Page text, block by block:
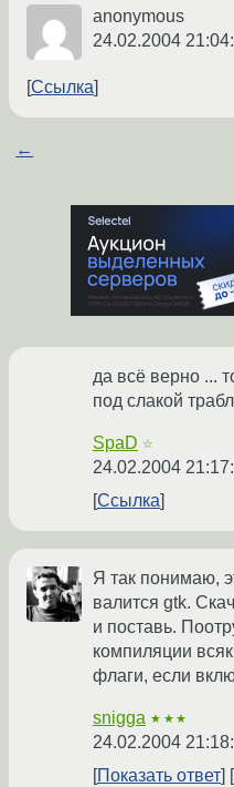
anonymous
24.02.2004
Ссылка
←
да всё верно ...
под слакой
SpaD ☆
24.02.2004
Ссылка
Я так понимаю,
валится gtk.
и поставь.
компиляции
флаги, если
snigga ★★★
24.02.2004
Показать ответ